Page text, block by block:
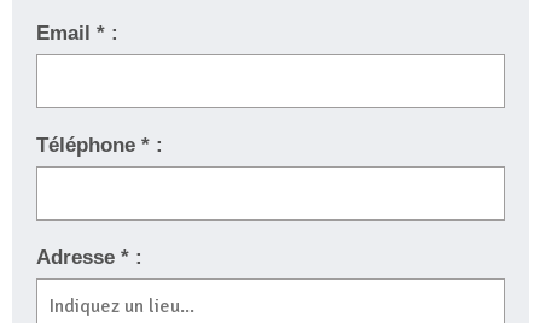
Email * :
Téléphone * :
Adresse * :